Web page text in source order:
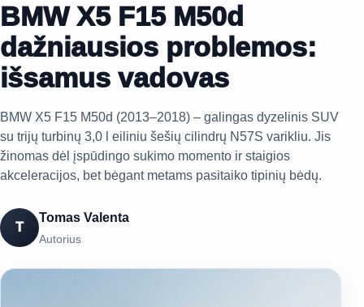
BMW X5 F15 M50d
dažniausios problemos:
išsamus vadovas
BMW X5 F15 M50d (2013–2018) – galingas dyzelinis SUV
su trijų turbinų 3,0 l eiliniu šešių cilindrų N57S varikliu. Jis
žinomas dėl įspūdingo sukimo momento ir staigios
akceleracijos, bet bėgant metams pasitaiko tipinių bėdų.
T
Tomas Valenta
Autorius